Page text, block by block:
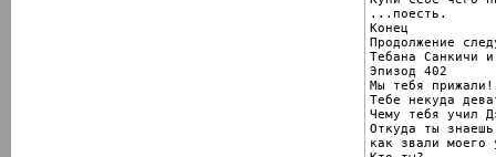
...поесть.
Конец
Продолжение
Тебана Санкичи
Эпизод 402
Мы тебя прижали!
Тебе некуда
Чему тебя учил
Откуда ты
как звали моего